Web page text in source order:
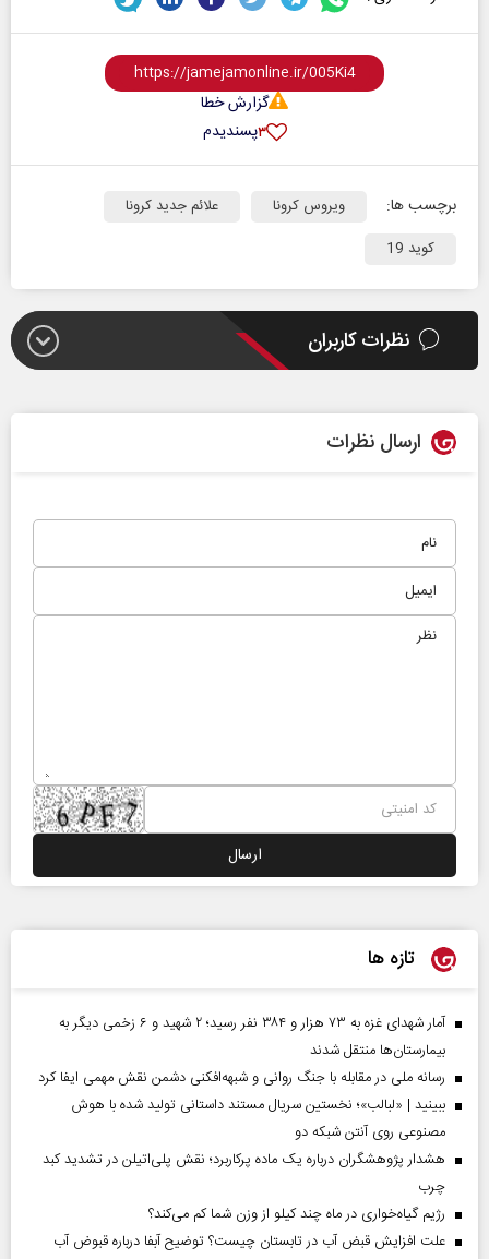
گزارش خطا
پسندیدم۳
برچسب ها: ویروس کرونا
علائم جدید کرونا
کوید 19
نظرات کاربران
ارسال نظرات
تازه ها
آمار شهدای غزه به ۷۳ هزار و ۳۸۴ نفر رسید؛ ۲ شهید و ۶ زخمی دیگر به
بیمارستان‌ها منتقل شدند
رسانه ملی در مقابله با جنگ روانی و شبهه‌افکنی دشمن نقش مهمی ایفا کرد
ببینید | «لبالب»؛ نخستین سریال مستند داستانی تولید شده با هوش
مصنوعی روی آنتن شبکه دو
هشدار پژوهشگران درباره یک ماده پرکاربرد؛ نقش پلی‌اتیلن در تشدید کبد
چرب
رژیم گیاه‌خواری در ماه چند کیلو از وزن شما کم می‌کند؟
علت افزایش قبض آب در تابستان چیست؟ توضیح آبفا درباره قبوض آب